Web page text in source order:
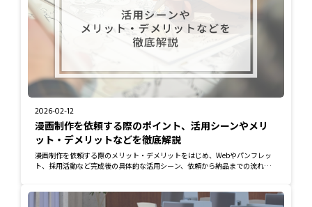
2026-02-12
漫画制作を依頼する際のポイント、活用シーンやメリ
ット・デメリットなどを徹底解説
漫画制作を依頼する際のメリット・デメリットをはじめ、Webやパンフレッ
ト、採用活動など完成後の具体的な活用シーン、依頼から納品までの流れ、